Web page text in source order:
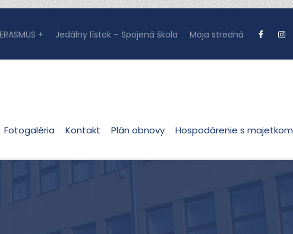
ERASMUS + Jedálny lístok – Spojená škola Moja stredná
Fotogaléria Kontakt Plán obnovy Hospodárenie s majetkom